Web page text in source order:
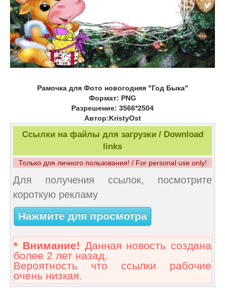
Рамочка для Фото новогодняя "Год Быка"
Формат: PNG
Разрешение: 3566*2504
Автор:KristyOst
Ссылки на файлы для загрузки / Download
links
Только для личного пользования! / For personal use only!
Для получения ссылок, посмотрите
короткую рекламу
Нажмите для просмотра
* Внимание! Данная новость создана
более 2 лет назад.
Вероятность что ссылки рабочие
очень низкая.